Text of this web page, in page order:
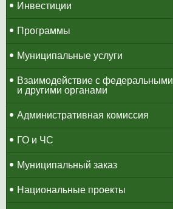
Инвестиции
Программы
Муниципальные услуги
Взаимодействие с федеральными
и другими органами
Административная комиссия
ГО и ЧС
Муниципальный заказ
Национальные проекты